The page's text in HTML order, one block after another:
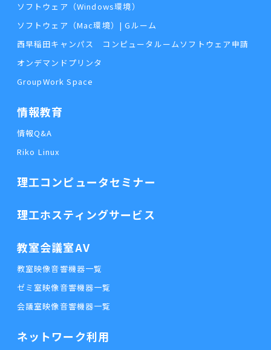
ソフトウェア（Windows環境）
ソフトウェア（Mac環境）| Gルーム
西早稲田キャンパス コンピュータルームソフトウェア申請
オンデマンドプリンタ
GroupWork Space
情報教育
情報Q&A
Riko Linux
理工コンピュータセミナー
理工ホスティングサービス
教室会議室AV
教室映像音響機器一覧
ゼミ室映像音響機器一覧
会議室映像音響機器一覧
ネットワーク利用